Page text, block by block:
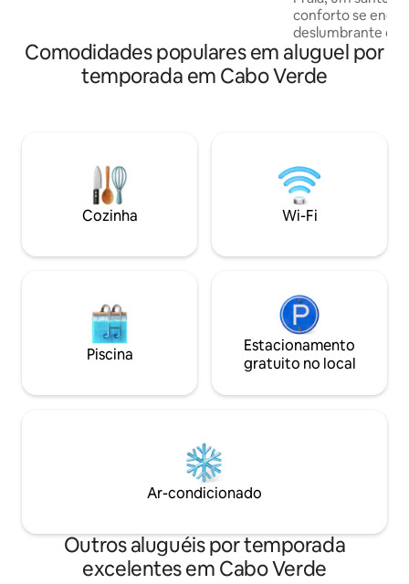
Casa Lemon. Seus grandes terraços
com churrasqueira, muito confortável
para 6 pessoas. A luz solar fantástica nos
conforto se
deslumbrante do
de estar, cada
uma nova
principais
escapada
minutos do mar,
você para
Comodidades populares em aluguel por
temporada em Cabo Verde
Cozinha Wi-Fi
Piscina
Estacionamento
gratuito no local
Ar-condicionado
Outros aluguéis por temporada
excelentes em Cabo Verde